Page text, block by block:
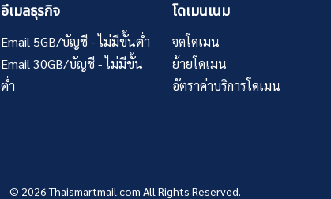
อีเมลธุรกิจ
Email 5GB/บัญชี - ไม่มีขั้นต่ำ
Email 30GB/บัญชี - ไม่มีขั้น
ต่ำ
โดเมนเนม
จดโดเมน
ย้ายโดเมน
อัตราค่าบริการโดเมน
© 2026Thaismartmail.com All Rights Reserved.